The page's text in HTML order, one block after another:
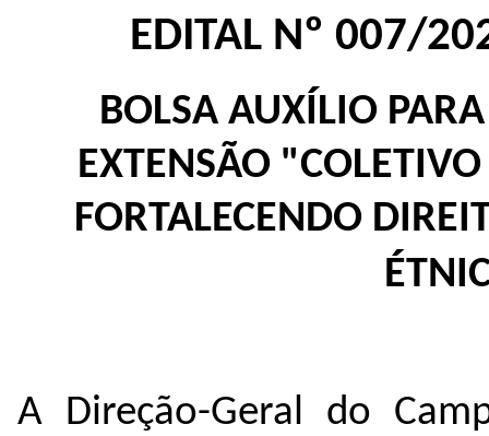
EDITAL Nº 007/
BOLSA AUXÍLIO
EXTENSÃO
FORTALECENDO
A Direção-Geral do